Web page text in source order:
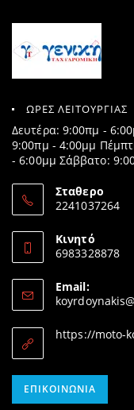
ΩΡΕΣ ΛΕΙΤΟΥΡΓΙΑΣ
Δευτέρα: 9:00πμ -
9:00πμ - 4:00μμ
- 6:00μμ Σάββατο:
Σταθερο
2241037264
in
your
Κινητό
6983328878
in
your
Email:
https://moto-
ΕΠΙΚΟΙΝΩΝΊΑ